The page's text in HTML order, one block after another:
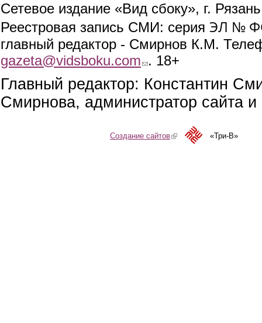
Сетевое издание «Вид сбоку», г.
Реестровая запись СМИ: серия ЭЛ №
главный редактор - Смирнов К.М.
gazeta@vidsboku.com (link sends e-mail)
. 18+
Главный редактор: Константин
Смирнова, администратор сайта
Создание сайтов(link is external)«Три-В»